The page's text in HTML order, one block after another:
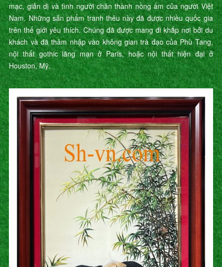
mạc, giản dị và tình người chân thành nồng ấm của người Việt
Nam. Những sản phẩm tranh thêu này đã được nhiều quốc gia
trên thế giới yêu thích. Chúng đã được mang đi khắp nơi bởi du
khách và đã thâm nhập vào không gian trà đạo của Phù Tang,
nội thất gothic lãng mạn ở Paris, hoặc nội thất hiện đại ở
Houston, Mỹ.